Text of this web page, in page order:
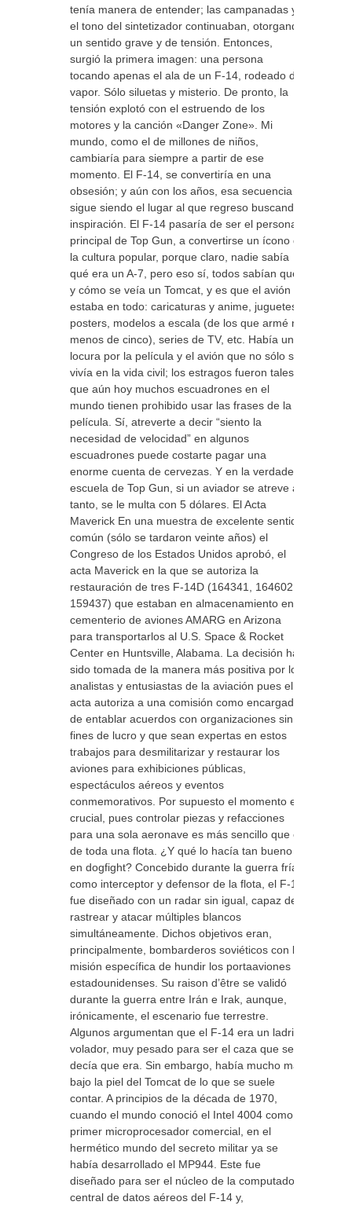
tenía manera de entender; las campanadas y
el tono del sintetizador continuaban, otorgando
un sentido grave y de tensión. Entonces,
surgió la primera imagen: una persona
tocando apenas el ala de un F-14, rodeado de
vapor. Sólo siluetas y misterio. De pronto, la
tensión explotó con el estruendo de los
motores y la canción «Danger Zone». Mi
mundo, como el de millones de niños,
cambiaría para siempre a partir de ese
momento. El F-14, se convertiría en una
obsesión; y aún con los años, esa secuencia
sigue siendo el lugar al que regreso buscando
inspiración. El F-14 pasaría de ser el personaje
principal de Top Gun, a convertirse un ícono de
la cultura popular, porque claro, nadie sabía
qué era un A-7, pero eso sí, todos sabían qué
y cómo se veía un Tomcat, y es que el avión
estaba en todo: caricaturas y anime, juguetes,
posters, modelos a escala (de los que armé no
menos de cinco), series de TV, etc. Había una
locura por la película y el avión que no sólo se
vivía en la vida civil; los estragos fueron tales,
que aún hoy muchos escuadrones en el
mundo tienen prohibido usar las frases de la
película. Sí, atreverte a decir “siento la
necesidad de velocidad” en algunos
escuadrones puede costarte pagar una
enorme cuenta de cervezas. Y en la verdadera
escuela de Top Gun, si un aviador se atreve a
tanto, se le multa con 5 dólares. El Acta
Maverick En una muestra de excelente sentido
común (sólo se tardaron veinte años) el
Congreso de los Estados Unidos aprobó, el
acta Maverick en la que se autoriza la
restauración de tres F-14D (164341, 164602 y
159437) que estaban en almacenamiento en el
cementerio de aviones AMARG en Arizona
para transportarlos al U.S. Space & Rocket
Center en Huntsville, Alabama. La decisión ha
sido tomada de la manera más positiva por los
analistas y entusiastas de la aviación pues el
acta autoriza a una comisión como encargada
de entablar acuerdos con organizaciones sin
fines de lucro y que sean expertas en estos
trabajos para desmilitarizar y restaurar los
aviones para exhibiciones públicas,
espectáculos aéreos y eventos
conmemorativos. Por supuesto el momento es
crucial, pues controlar piezas y refacciones
para una sola aeronave es más sencillo que el
de toda una flota. ¿Y qué lo hacía tan bueno
en dogfight? Concebido durante la guerra fría
como interceptor y defensor de la flota, el F-14
fue diseñado con un radar sin igual, capaz de
rastrear y atacar múltiples blancos
simultáneamente. Dichos objetivos eran,
principalmente, bombarderos soviéticos con la
misión específica de hundir los portaaviones
estadounidenses. Su raison d’être se validó
durante la guerra entre Irán e Irak, aunque,
irónicamente, el escenario fue terrestre.
Algunos argumentan que el F-14 era un ladrillo
volador, muy pesado para ser el caza que se
decía que era. Sin embargo, había mucho más
bajo la piel del Tomcat de lo que se suele
contar. A principios de la década de 1970,
cuando el mundo conoció el Intel 4004 como el
primer microprocesador comercial, en el
hermético mundo del secreto militar ya se
había desarrollado el MP944. Este fue
diseñado para ser el núcleo de la computadora
central de datos aéreos del F-14 y,